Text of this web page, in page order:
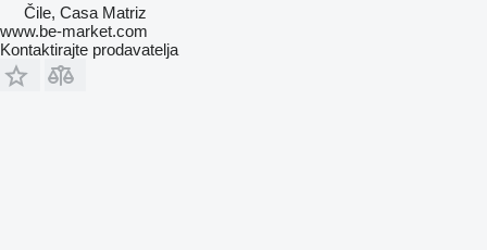
Čile, Casa Matriz
www.be-market.com
Kontaktirajte prodavatelja